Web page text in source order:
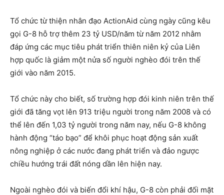
Tổ chức từ thiện nhân đạo ActionAid cùng ngày cũng kêu
gọi G-8 hỗ trợ thêm 23 tỷ USD/năm từ năm 2012 nhằm
đáp ứng các mục tiêu phát triển thiên niên kỷ của Liên
hợp quốc là giảm một nửa số người nghèo đói trên thế
giới vào năm 2015.
Tổ chức này cho biết, số trường hợp đói kinh niên trên thế
giới đã tăng vọt lên 913 triệu người trong năm 2008 và có
thể lên đến 1,03 tỷ người trong năm nay, nếu G-8 không
hành động “táo bạo” để khôi phục hoạt động sản xuất
nông nghiệp ở các nước đang phát triển và đảo ngược
chiều hướng trái đất nóng dần lên hiện nay.
Ngoài nghèo đói và biến đổi khí hậu, G-8 còn phải đối mặt